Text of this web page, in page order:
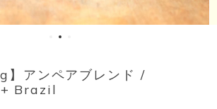
】アンペアブレンド /
Brazil